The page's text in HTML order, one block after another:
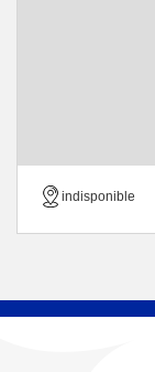
indisponible